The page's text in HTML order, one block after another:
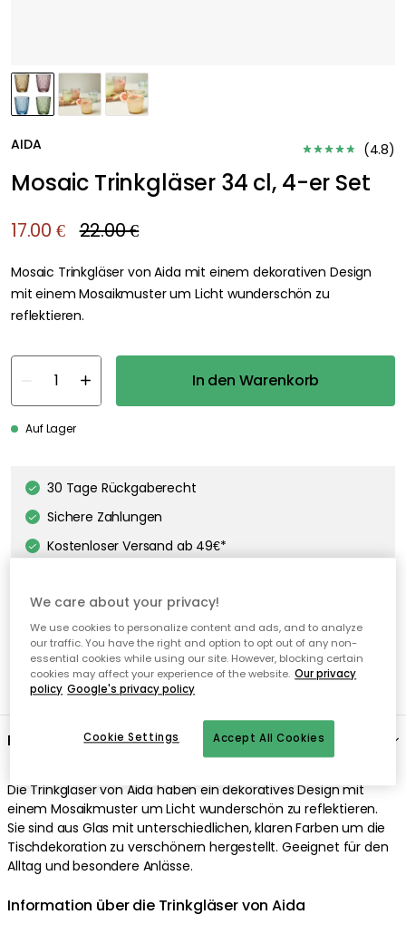
AIDA (4.8)
Mosaic Trinkgläser 34 cl, 4-er Set
17.00 € 22.00 €
Mosaic Trinkgläser von Aida mit einem dekorativen Design
mit einem Mosaikmuster um Licht wunderschön zu
reflektieren.
In den Warenkorb
Auf Lager
30 Tage Rückgaberecht
Sichere Zahlungen
Kostenloser Versand ab 49€*
Beschreibung
Die Trinkgläser von Aida haben ein dekoratives Design mit
einem Mosaikmuster um Licht wunderschön zu reflektieren.
Sie sind aus Glas mit unterschiedlichen, klaren Farben um die
Tischdekoration zu verschönern hergestellt. Geeignet für den
Alltag und besondere Anlässe.
Information über die Trinkgläser von Aida
We care about your privacy!
We use cookies to personalize content and ads, and to analyze
our traffic. You have the right and option to opt out of any non-
essential cookies while using our site. However, blocking certain
cookies may affect your experience of the website. Our privacy
policy Google's privacy policy
Accept All Cookies
Cookie Settings